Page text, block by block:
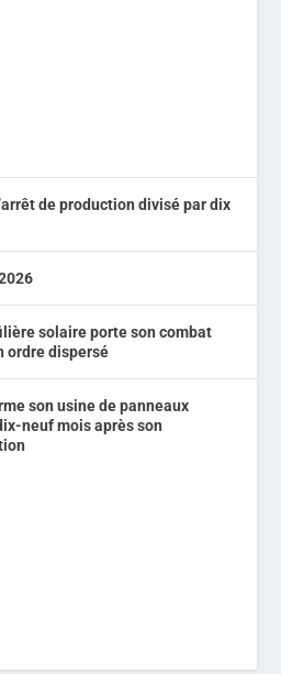
de production divisé par dix
solaire porte son combat
ordre dispersé
son usine de panneaux
neuf mois après son